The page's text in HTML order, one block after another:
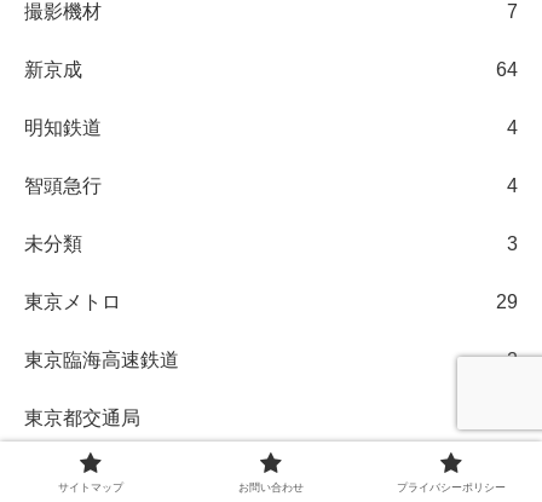
撮影機材 7
新京成 64
明知鉄道 4
智頭急行 4
未分類 3
東京メトロ 29
東京臨海高速鉄道 2
東京都交通局
サイトマップ お問い合わせ プライバシーポリシー